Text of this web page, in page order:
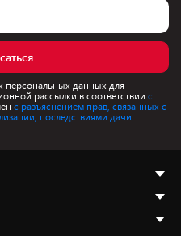
персональных данных для
рассылки в соответствии с
с разъяснением прав, связанных с
последствиями дачи